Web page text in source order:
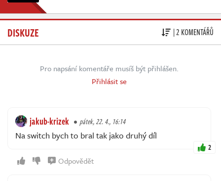
DISKUZE | 2 KOMENTÁŘŮ
Pro napsání komentáře musíš být přihlášen.
Přihlásit se
jakub-krizek pátek, 22. 4., 16:14
Na switch bych to bral tak jako druhý díl
2
Odpovědět